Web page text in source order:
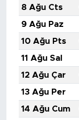
8 Ağu Cts
9 Ağu Paz
10 Ağu Pts
11 Ağu Sal
12 Ağu Çar
13 Ağu Per
14 Ağu Cum